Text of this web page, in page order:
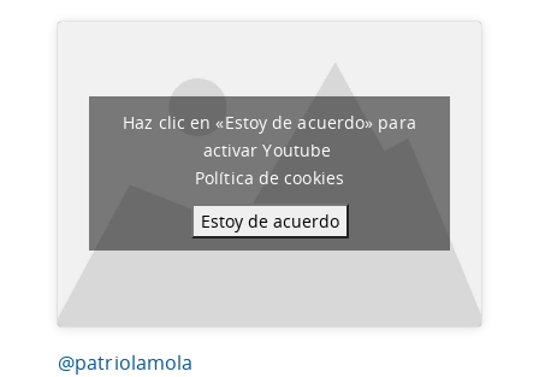
Haz clic en «Estoy de acuerdo» para
activar Youtube
Política de cookies
Estoy de acuerdo
@patriolamola